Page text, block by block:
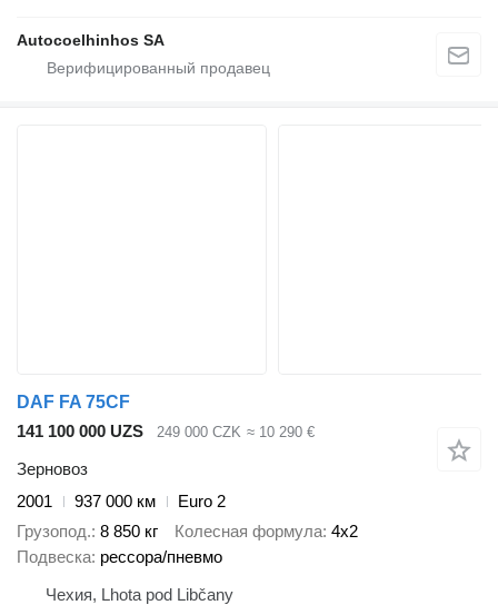
Autocoelhinhos SA
DAF FA 75CF
141 100 000 UZS
249 000 CZK ≈ 10 290 €
Зерновоз
2001
937 000 км
Euro 2
Грузопод. 8 850 кг Колесная формула 4x2
Подвеска рессора/пневмо
Чехия, Lhota pod Libčany